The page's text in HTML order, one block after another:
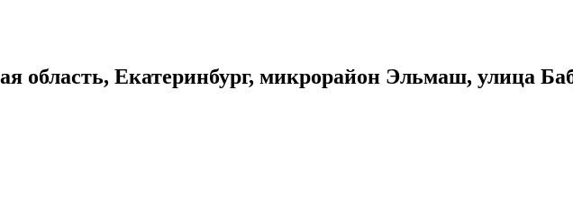
область, Екатеринбург, микрорайон Эльмаш, улица